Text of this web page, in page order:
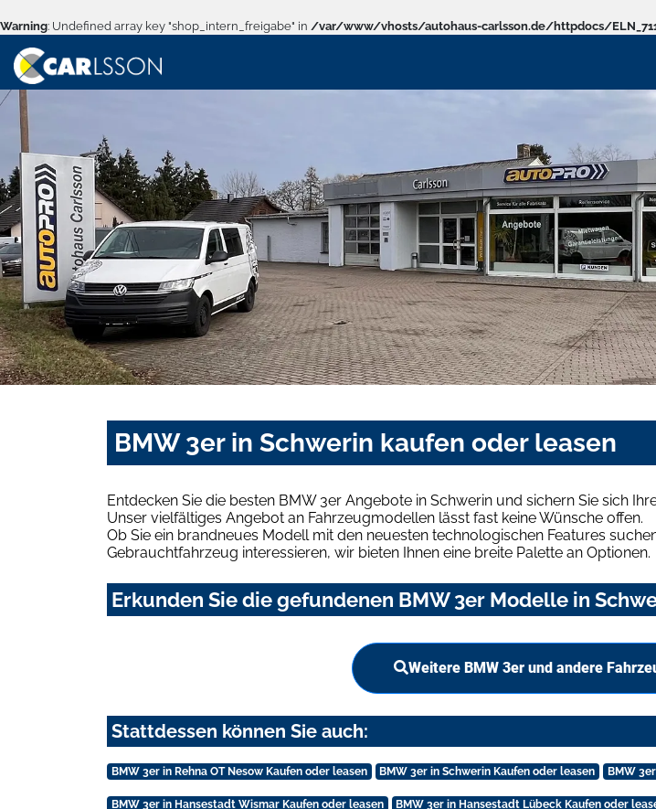
Warning: Undefined array key "shop_intern_freigabe" in /var/www/vhosts/autohaus-carlsson.de/httpdocs/
BMW 3er in Schwerin kaufen oder leasen
Entdecken Sie die besten BMW 3er Angebote in Schwerin und sichern Sie sich
Unser vielfältiges Angebot an Fahrzeugmodellen lässt fast keine Wünsche offen.
Ob Sie ein brandneues Modell mit den neuesten technologischen Features
Gebrauchtfahrzeug interessieren, wir bieten Ihnen eine breite Palette an Optionen.
Erkunden Sie die gefundenen BMW 3er Modelle in
Weitere BMW 3er und andere
Stattdessen können Sie auch:
BMW 3er in Rehna OT Nesow Kaufen oder leasen BMW 3er in Schwerin Kaufen oder leasen BMW
BMW 3er in Hansestadt Wismar Kaufen oder leasen BMW 3er in Hansestadt Lübeck Kaufen oder